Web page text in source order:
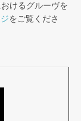
けるグルーヴを
をご覧くださ